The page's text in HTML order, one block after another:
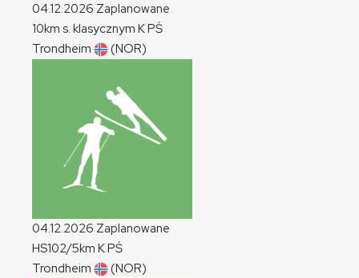
04.12.2026 Zaplanowane
10km s. klasycznym KPŚ
Trondheim
(NOR)
04.12.2026 Zaplanowane
HS102/5km KPŚ
Trondheim
(NOR)